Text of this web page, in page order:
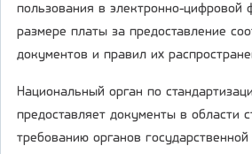
пользования в электронно-цифровой
размере платы за предоставление
документов и правил их
Национальный орган по
предоставляет документы в области
требованию органов